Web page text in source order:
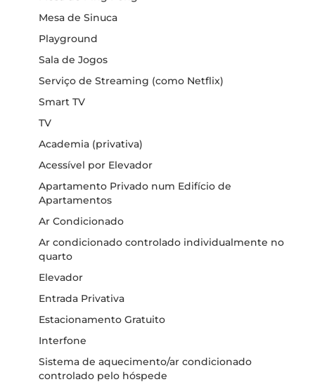
Mesa de Sinuca
Playground
Sala de Jogos
Serviço de Streaming (como Netflix)
Smart TV
TV
Academia (privativa)
Acessível por Elevador
Apartamento Privado num Edifício de
Apartamentos
Ar Condicionado
Ar condicionado controlado individualmente no
quarto
Elevador
Entrada Privativa
Estacionamento Gratuito
Interfone
Sistema de aquecimento/ar condicionado
controlado pelo hóspede